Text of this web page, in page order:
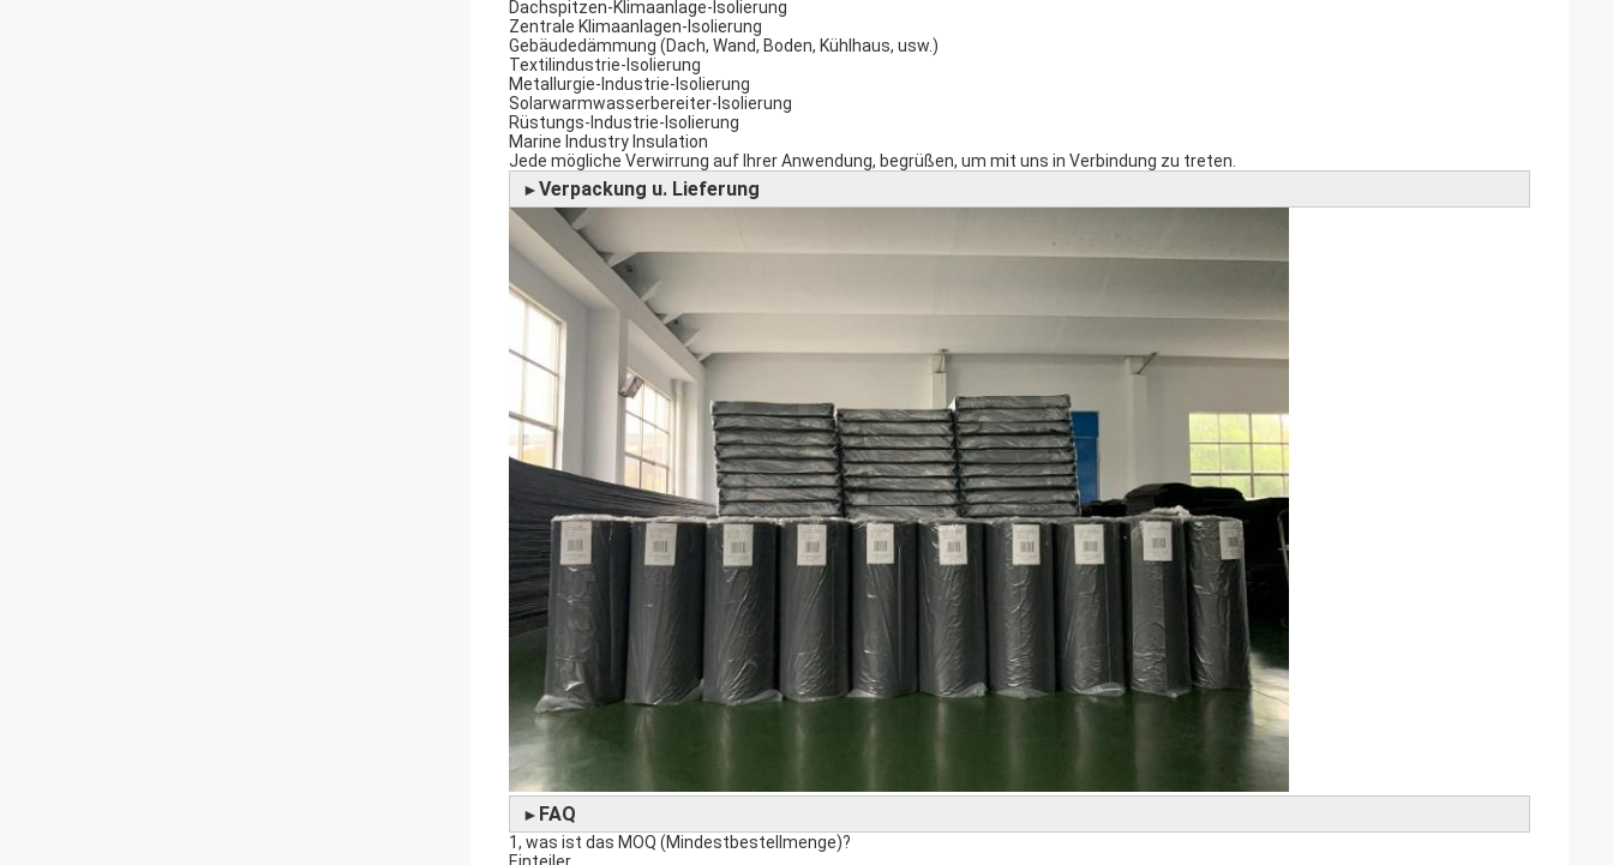
Dachspitzen-Klimaanlage-Isolierung
Zentrale Klimaanlagen-Isolierung
Gebäudedämmung (Dach, Wand, Boden, Kühlhaus, usw.)
Textilindustrie-Isolierung
Metallurgie-Industrie-Isolierung
Solarwarmwasserbereiter-Isolierung
Rüstungs-Industrie-Isolierung
Marine Industry Insulation
Jede mögliche Verwirrung auf Ihrer Anwendung, begrüßen, um mit uns in Verbindung zu treten.
►Verpackung u. Lieferung
► FAQ
1, was ist das MOQ (Mindestbestellmenge)?